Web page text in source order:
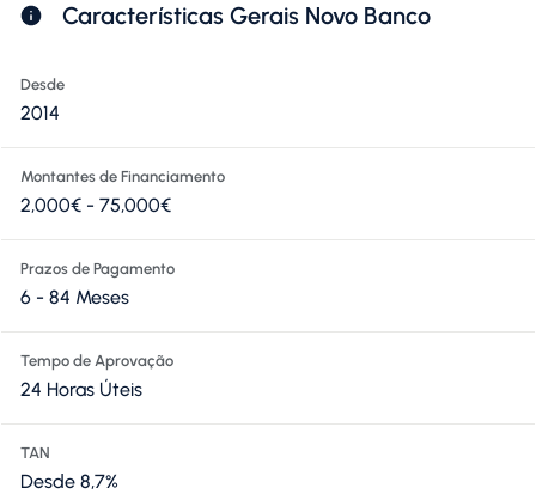
Características Gerais Novo Banco
Desde
2014
Montantes de Financiamento
2,000€ - 75,000€
Prazos de Pagamento
6 - 84 Meses
Tempo de Aprovação
24 Horas Úteis
TAN
Desde 8,7%